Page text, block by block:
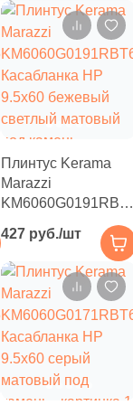
)Плинтус Kerama
Marazzi
KM6060G0191RBT6
9.5x60 бежевый
светлый матовый
под камень
427 руб./шт